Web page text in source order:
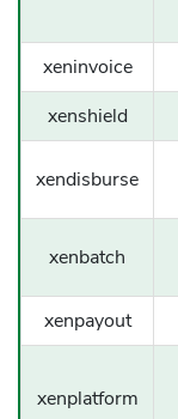
xeninvoice
xenshield
xendisburse
xenbatch
xenpayout
xenplatform